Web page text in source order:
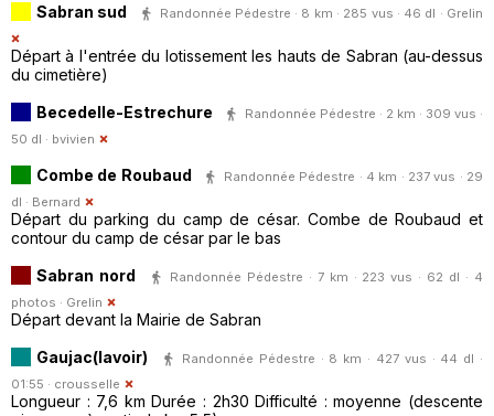
Sabran sud Randonnée Pédestre · 8 km · 285 vus · 46 dl · Grelin
Départ à l'entrée du lotissement les hauts de Sabran (au-dessus
du cimetière)
Becedelle-Estrechure
Randonnée Pédestre · 2 km · 309 vus ·
50 dl · bvivien
Combe de Roubaud
Randonnée Pédestre · 4 km · 237 vus · 29
dl · Bernard
Départ du parking du camp de césar. Combe de Roubaud et
contour du camp de césar par le bas
Sabran nord
Randonnée Pédestre · 7 km · 223 vus · 62 dl · 4
photos · Grelin
Départ devant la Mairie de Sabran
Gaujac(lavoir)
Randonnée Pédestre · 8 km · 427 vus · 44 dl ·
01:55 · crousselle
Longueur : 7,6 km Durée : 2h30 Difficulté : moyenne (descente